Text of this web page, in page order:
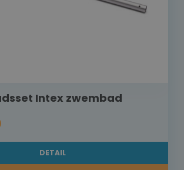
Intex zwembad
DETAIL